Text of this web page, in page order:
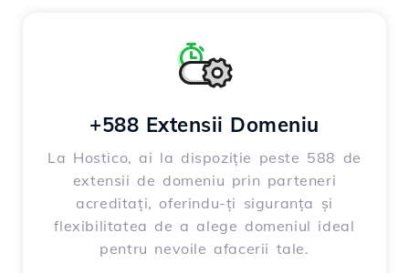
+588 Extensii Domeniu
La Hostico, ai la dispoziție peste 588 de
extensii de domeniu prin parteneri
acreditați, oferindu-ți siguranța și
flexibilitatea de a alege domeniul ideal
pentru nevoile afacerii tale.